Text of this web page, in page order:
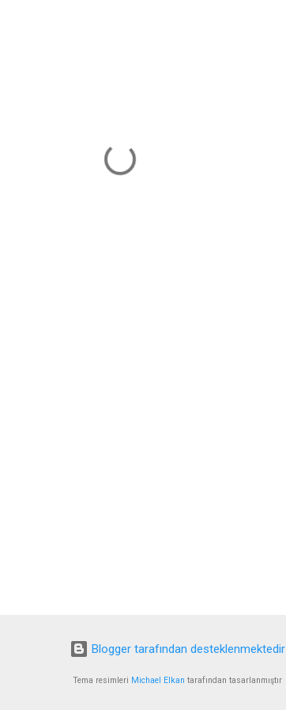
Blogger tarafından desteklenmektedir
Tema resimleri Michael Elkan tarafından tasarlanmıştır